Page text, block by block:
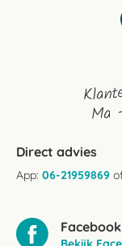
Ma
Direct advies
App: 06-21959869
Facebook